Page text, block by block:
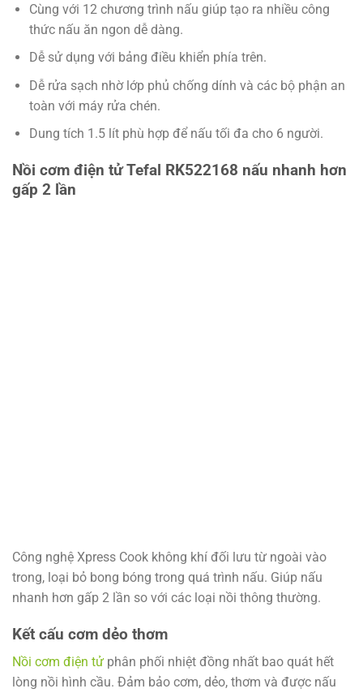
Cùng với 12 chương trình nấu giúp tạo ra nhiều công
thức nấu ăn ngon dễ dàng.
Dễ sử dụng với bảng điều khiển phía trên.
Dễ rửa sạch nhờ lớp phủ chống dính và các bộ phận an
toàn với máy rửa chén.
Dung tích 1.5 lít phù hợp để nấu tối đa cho 6 người.
Nồi cơm điện tử Tefal RK522168 nấu nhanh hơn
gấp 2 lần
Công nghệ Xpress Cook không khí đối lưu từ ngoài vào
trong, loại bỏ bong bóng trong quá trình nấu. Giúp nấu
nhanh hơn gấp 2 lần so với các loại nồi thông thường.
Kết cấu cơm dẻo thơm
Nồi cơm điện tử phân phối nhiệt đồng nhất bao quát hết
lòng nồi hình cầu. Đảm bảo cơm, dẻo, thơm và được nấu